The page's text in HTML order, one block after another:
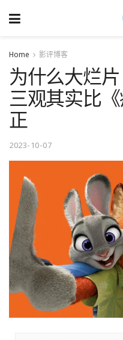
Home 影评博客
为什么大烂
三观其实比
正
2023-10-07